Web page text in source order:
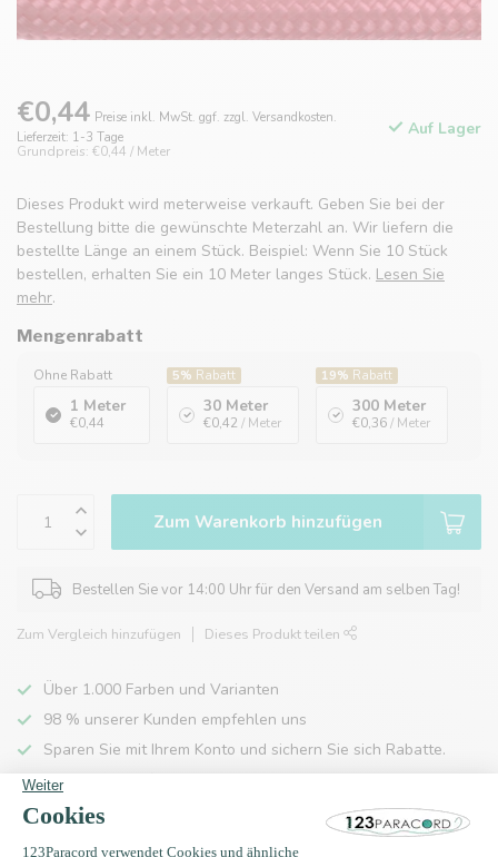
€0,44 Preise inkl. MwSt. ggf. zzgl. Versandkosten.
Lieferzeit: 1-3 Tage
Grundpreis: €0,44 / Meter
Auf Lager
Dieses Produkt wird meterweise verkauft. Geben Sie bei der
Bestellung bitte die gewünschte Meterzahl an. Wir liefern die
bestellte Länge an einem Stück. Beispiel: Wenn Sie 10 Stück
bestellen, erhalten Sie ein 10 Meter langes Stück. Lesen Sie
mehr.
Mengenrabatt
Ohne Rabatt
1 Meter
€0,44
5% Rabatt
30 Meter
€0,42 / Meter
19% Rabatt
300 Meter
€0,36/ Meter
Zum Warenkorb hinzufügen
Bestellen Sie vor 14:00 Uhr für den Versand am selben Tag!
Zum Vergleich hinzufügen Dieses Produkt teilen
Über 1.000 Farben und Varianten
98 % unserer Kunden empfehlen uns
Sparen Sie mit Ihrem Konto und sichern Sie sich Rabatte.
Kostenlose Lieferung nach Hause ab 150 €